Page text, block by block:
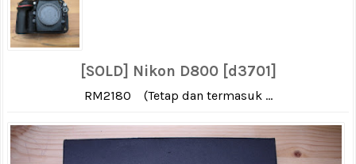
[SOLD] Nikon D800 [d3701]
RM2180 (Tetap dan termasuk ...